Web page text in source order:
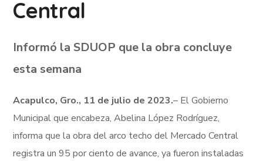
Central
Informó la SDUOP que la obra concluye
esta semana
Acapulco, Gro., 11 de julio de 2023.– El Gobierno
Municipal que encabeza, Abelina López Rodríguez,
informa que la obra del arco techo del Mercado Central
registra un 95 por ciento de avance, ya fueron instaladas